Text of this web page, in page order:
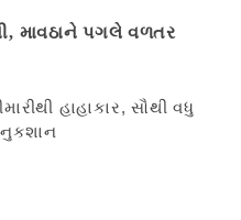
માવઠાને પગલે વળતર